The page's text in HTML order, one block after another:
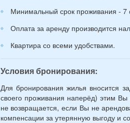
Минимальный срок проживания - 7
Оплата за аренду производится
Квартира со всеми удобствами.
Условия бронирования:
Для бронирования жилья вносится
своего проживания наперёд) этим Вы
не возвращается, если Вы не
компенсации за утерянную выгоду и